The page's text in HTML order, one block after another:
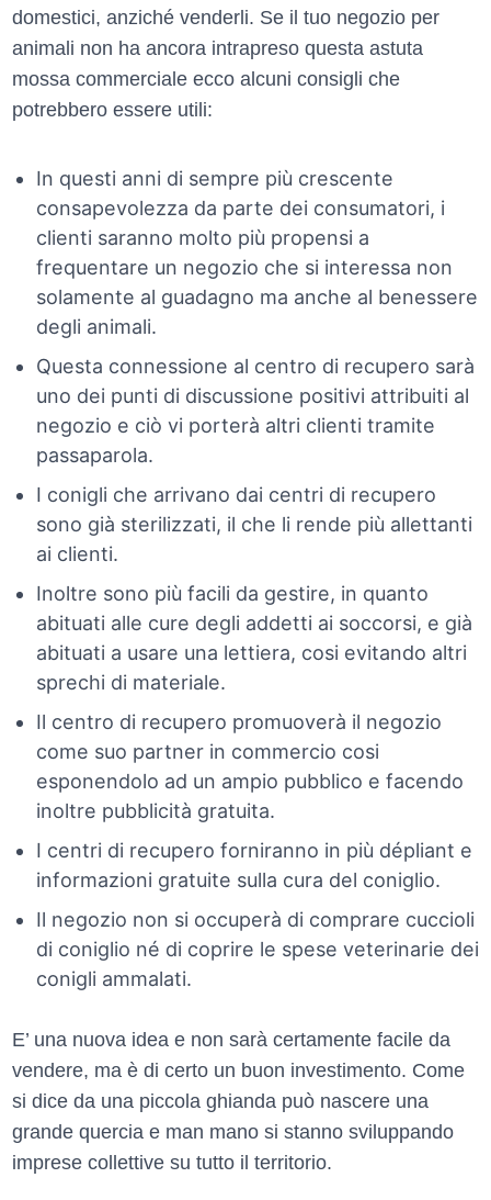
domestici, anziché venderli. Se il tuo negozio per
animali non ha ancora intrapreso questa astuta
mossa commerciale ecco alcuni consigli che
potrebbero essere utili:
In questi anni di sempre più crescente
consapevolezza da parte dei consumatori, i
clienti saranno molto più propensi a
frequentare un negozio che si interessa non
solamente al guadagno ma anche al benessere
degli animali.
Questa connessione al centro di recupero sarà
uno dei punti di discussione positivi attribuiti al
negozio e ciò vi porterà altri clienti tramite
passaparola.
I conigli che arrivano dai centri di recupero
sono già sterilizzati, il che li rende più allettanti
ai clienti.
Inoltre sono più facili da gestire, in quanto
abituati alle cure degli addetti ai soccorsi, e già
abituati a usare una lettiera, cosi evitando altri
sprechi di materiale.
Il centro di recupero promuoverà il negozio
come suo partner in commercio cosi
esponendolo ad un ampio pubblico e facendo
inoltre pubblicità gratuita.
I centri di recupero forniranno in più dépliant e
informazioni gratuite sulla cura del coniglio.
Il negozio non si occuperà di comprare cuccioli
di coniglio né di coprire le spese veterinarie dei
conigli ammalati.
E’ una nuova idea e non sarà certamente facile da
vendere, ma è di certo un buon investimento. Come
si dice da una piccola ghianda può nascere una
grande quercia e man mano si stanno sviluppando
imprese collettive su tutto il territorio.